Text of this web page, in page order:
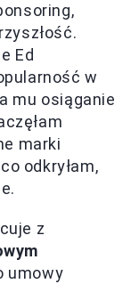
Ed
w
mu osiąganie
marki
odkryłam,
z
umowy